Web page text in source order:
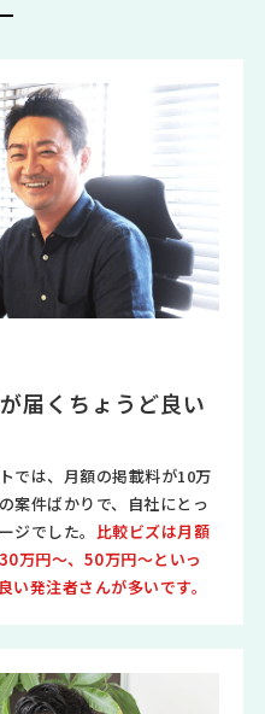
届くちょうど良い
では、月額の掲載料が10万
案件ばかりで、自社にとっ
ジでした。 比較ビズは月額
万円～、50万円～といっ
発注者さんが多いです。